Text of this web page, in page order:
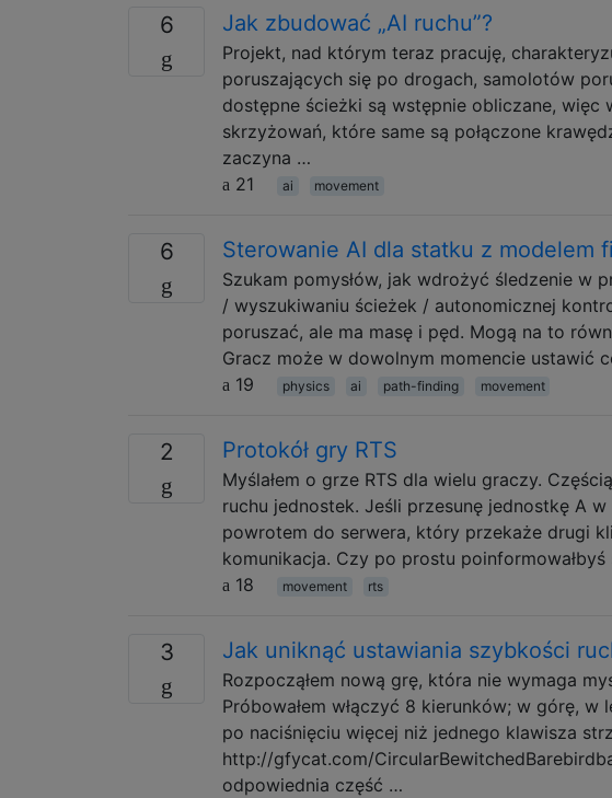
6 Jak zbudować „AI ruchu”?
Projekt, nad którym teraz pracuję,
poruszających się po drogach, samolotów
dostępne ścieżki są wstępnie obliczane, więc
skrzyżowań, które same są połączone
zaczyna …
21
ai movement
6 Sterowanie AI dla statku z modelem
Szukam pomysłów, jak wdrożyć śledzenie w
/ wyszukiwaniu ścieżek / autonomicznej
poruszać, ale ma masę i pęd. Mogą na to
Gracz może w dowolnym momencie ustawić
19
physics ai path-finding movement
2 Protokół gry RTS
Myślałem o grze RTS dla wielu graczy.
ruchu jednostek. Jeśli przesunę jednostkę A
powrotem do serwera, który przekaże drugi
komunikacja. Czy po prostu
18
movement rts
3 Jak uniknąć ustawiania szybkości
Rozpocząłem nową grę, która nie wymaga
Próbowałem włączyć 8 kierunków; w górę,
po naciśnięciu więcej niż jednego klawisza
http://gfycat.com/
odpowiednia część …